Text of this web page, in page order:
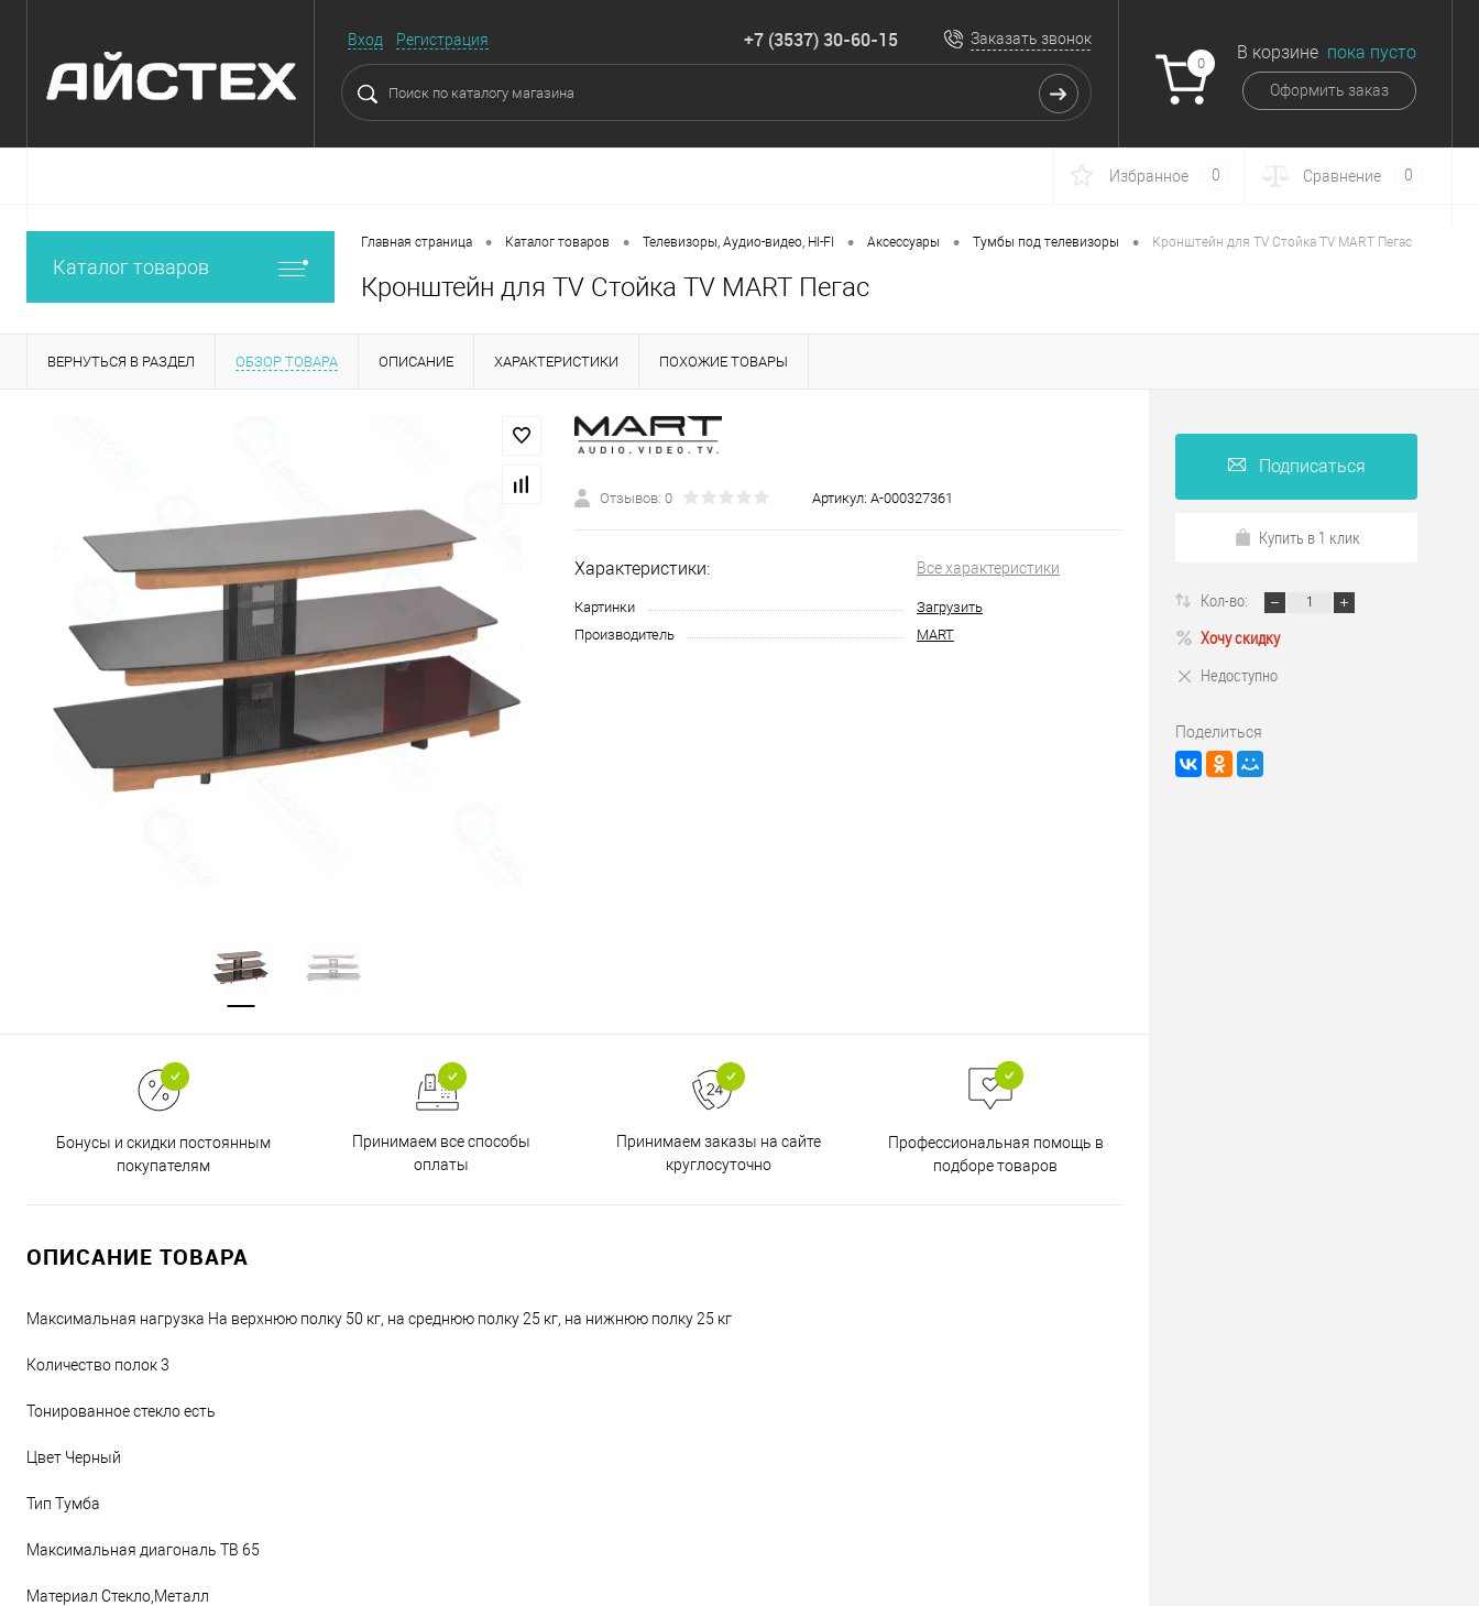
Вход Регистрация +7 (3537) 30-60-15 Заказать звонок
0
В корзине пока пусто
Оформить заказ
Избранное 0 Сравнение 0
Каталог товаров
Главная страница • Каталог товаров • Телевизоры, Аудио-видео, HI-FI • Аксессуары • Тумбы под телевизоры • Кронштейн для TV Стойка TV MART Пегас
Кронштейн для TV Стойка TV MART Пегас
ВЕРНУТЬСЯ В РАЗДЕЛ ОБЗОР ТОВАРА ОПИСАНИЕ ХАРАКТЕРИСТИКИ ПОХОЖИЕ ТОВАРЫ
Отзывов: 0 Артикул: А-000327361
Характеристики: Все характеристики
Картинки
Загрузить
Производитель
MART
Бонусы и скидки постоянным
покупателям
Принимаем все способы
оплаты
Принимаем заказы на сайте
круглосуточно
Профессиональная помощь в
подборе товаров
ОПИСАНИЕ ТОВАРА
Максимальная нагрузка На верхнюю полку 50 кг, на среднюю полку 25 кг, на нижнюю полку 25 кг
Количество полок 3
Тонированное стекло есть
Цвет Черный
Тип Тумба
Максимальная диагональ ТВ 65
Материал Стекло,Металл
Подписаться
Купить в 1 клик
Кол-во:
Хочу скидку
Недоступно
Поделиться